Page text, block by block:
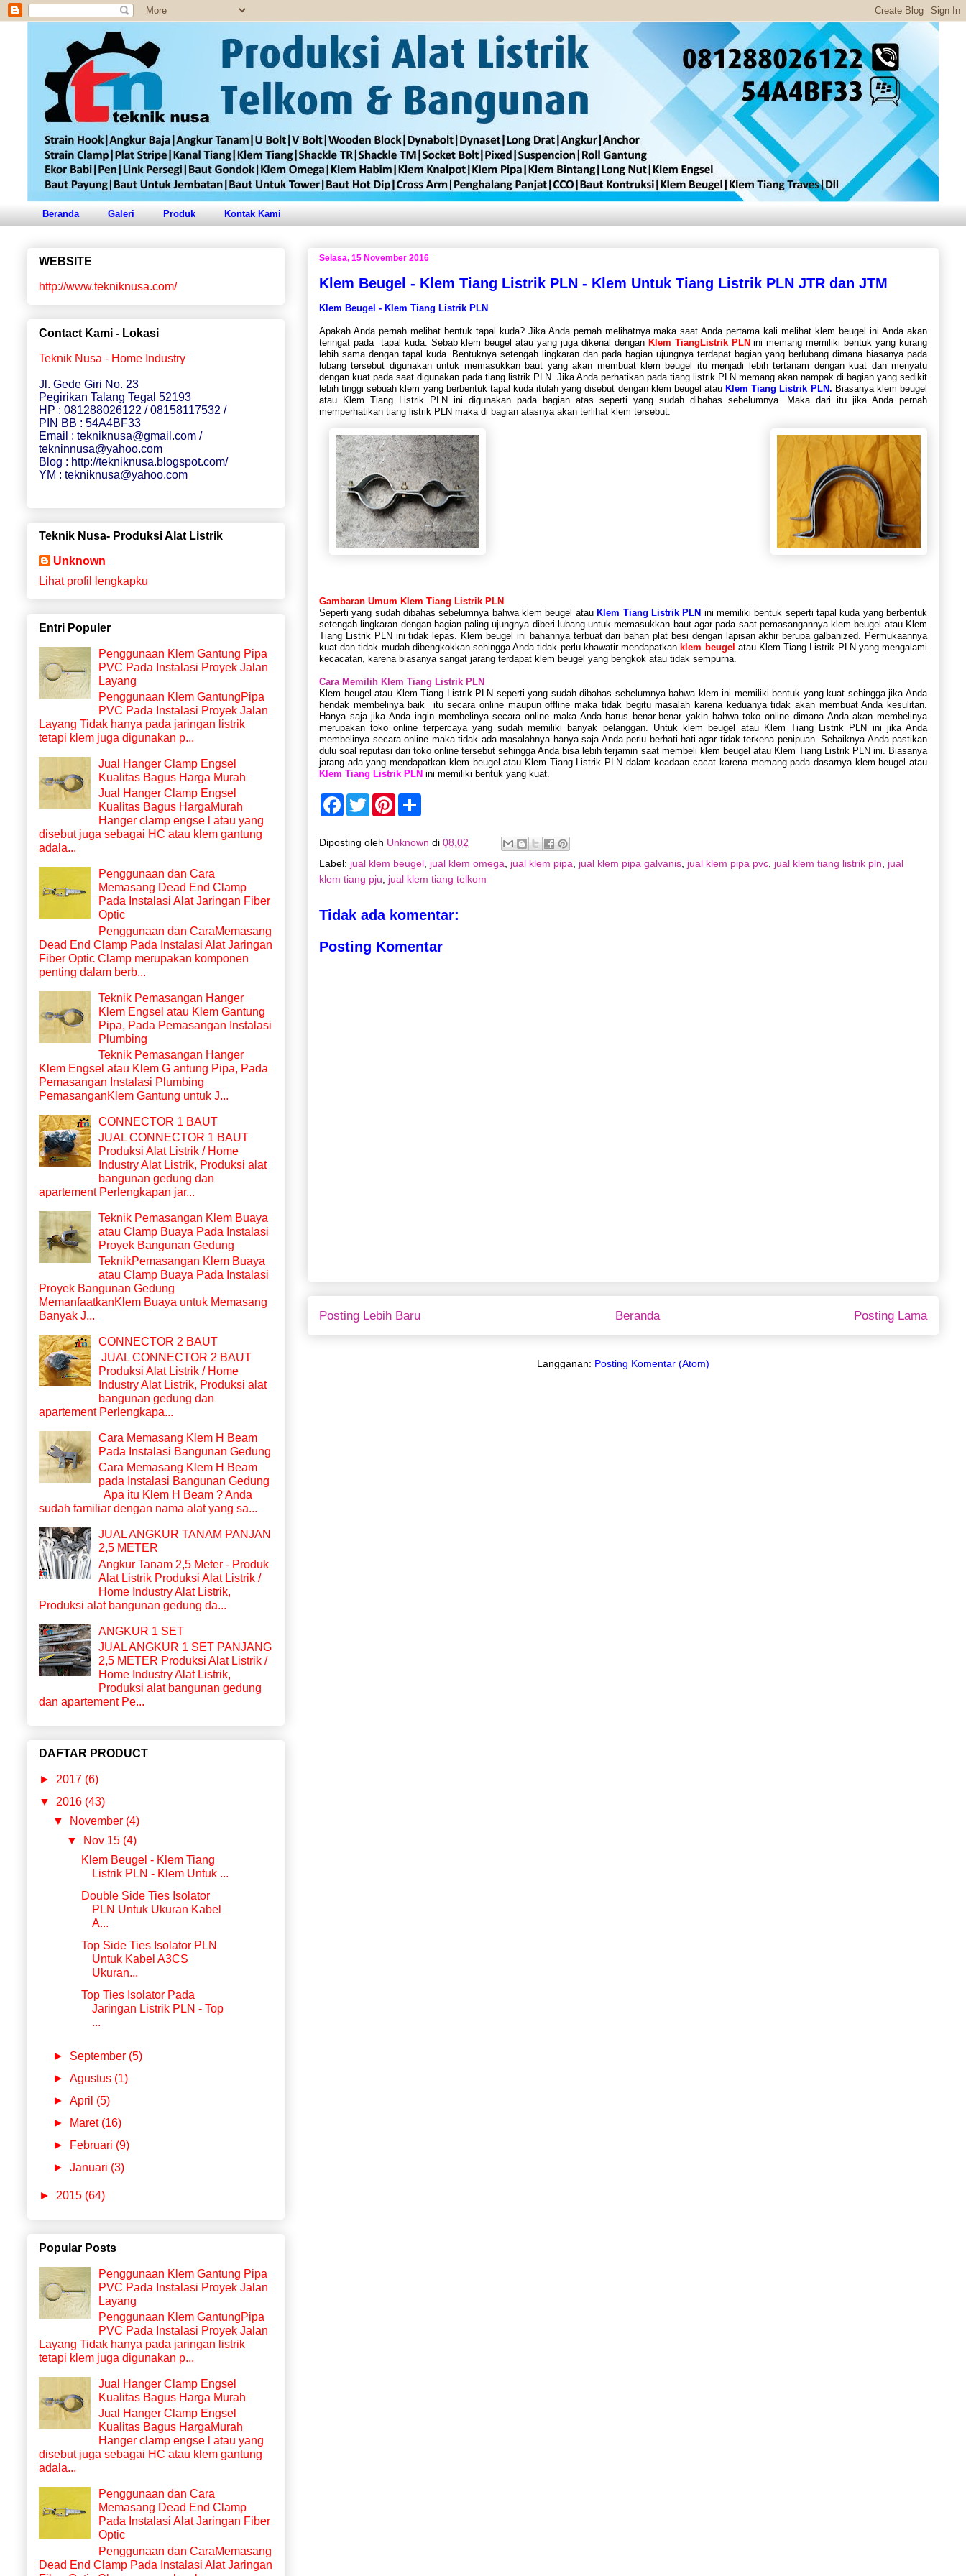
Beranda Galeri Produk Kontak Kami
Selasa, 15 November 2016
Klem Beugel - Klem Tiang Listrik PLN - Klem Untuk Tiang Listrik PLN JTR dan JTM
Klem Beugel - Klem Tiang Listrik PLN
Apakah Anda pernah melihat bentuk tapal kuda? Jika Anda pernah melihatnya maka saat Anda pertama kali melihat klem beugel ini Anda akan
teringat pada
tapal kuda. Sebab klem beugel atau yang juga dikenal dengan Klem TiangListrik PLNini memang memiliki bentuk yang kurang
lebih sama dengan tapal kuda. Bentuknya setengah lingkaran dan pada bagian ujungnya terdapat bagian yang berlubang dimana biasanya pada
lubang tersebut digunakan untuk memasukkan baut yang akan membuat klem beugel itu menjadi lebih tertanam dengan kuat dan menyatu
dengan kuat pada saat digunakan pada tiang listrik PLN. Jika Anda perhatikan pada tiang listrik PLN memang akan nampak di bagian yang sedikit
lebih tinggi sebuah klem yang berbentuk tapal kuda itulah yang disebut dengan klem beugel atauKlem Tiang Listrik PLN. Biasanya klem beugel
atau Klem Tiang Listrik PLN ini digunakan pada bagian atas seperti yang sudah dibahas sebelumnya. Maka dari itu jika Anda pernah
memperhatikan tiang listrik PLN maka di bagian atasnya akan terlihat klem tersebut.
Gambaran Umum Klem Tiang Listrik PLN
Seperti yang sudah dibahas sebelumnya bahwa klem beugel atauKlem Tiang Listrik PLN ini memiliki bentuk seperti tapal kuda yang berbentuk
setengah lingkaran dengan bagian paling ujungnya diberi lubang untuk memasukkan baut agar pada saat pemasangannya klem beugel atau Klem
Tiang Listrik PLN ini tidak lepas. Klem beugel ini bahannya terbuat dari bahan plat besi dengan lapisan akhir berupa galbanized. Permukaannya
kuat dan tidak mudah dibengkokkan sehingga Anda tidak perlu khawatir mendapatkanklem beugel atau Klem Tiang Listrik PLN yang mengalami
kecacatan, karena biasanya sangat jarang terdapat klem beugel yang bengkok atau tidak sempurna.
Cara Memilih Klem Tiang Listrik PLN
Klem beugel atau Klem Tiang Listrik PLN seperti yang sudah dibahas sebelumnya bahwa klem ini memiliki bentuk yang kuat sehingga jika Anda
hendak membelinya baik
itu secara online maupun offline maka tidak begitu masalah karena keduanya tidak akan membuat Anda kesulitan.
Hanya saja jika Anda ingin membelinya secara online maka Anda harus benar-benar yakin bahwa toko online dimana Anda akan membelinya
merupakan toko online terpercaya yang sudah memiliki banyak pelanggan. Untuk klem beugel atau Klem Tiang Listrik PLN ini jika Anda
membelinya secara online maka tidak ada masalahnya hanya saja Anda perlu berhati-hati agar tidak terkena penipuan. Sebaiknya Anda pastikan
dulu soal reputasi dari toko online tersebut sehingga Anda bisa lebih terjamin saat membeli klem beugel atau Klem Tiang Listrik PLN ini. Biasanya
jarang ada yang mendapatkan klem beugel atau Klem Tiang Listrik PLN dalam keadaan cacat karena memang pada dasarnya klem beugel atau
Klem Tiang Listrik PLN ini memiliki bentuk yang kuat.
F
b
o
k
T
w
t
r
P
e
e
s
e
Diposting oleh Unknown di 08.02
Label: jual klem beugel jual klem omega jual klem pipa jual klem pipa galvanis jual klem pipa pvc jual klem tiang listrik pln
jual
klem tiang pju
jual klem tiang telkom
Tidak ada komentar:
Posting Komentar
Posting Lebih Baru Posting Lama
Beranda
Langganan: Posting Komentar (Atom)
WEBSITE
http://www.tekniknusa.com/
Contact Kami - Lokasi
Teknik Nusa - Home Industry
Jl. Gede Giri No. 23
Pegirikan Talang Tegal 52193
HP : 081288026122 / 08158117532 /
PIN BB : 54A4BF33
Email : tekniknusa@gmail.com /
tekninnusa@yahoo.com
Blog : http://tekniknusa.blogspot.com/
YM : tekniknusa@yahoo.com
Teknik Nusa- Produksi Alat Listrik
Unknown
Lihat profil lengkapku
Entri Populer
Penggunaan Klem Gantung Pipa
PVC Pada Instalasi Proyek Jalan
Layang
Penggunaan Klem GantungPipa
PVC Pada Instalasi Proyek Jalan
Layang Tidak hanya pada jaringan listrik
tetapi klem juga digunakan p...
Jual Hanger Clamp Engsel
Kualitas Bagus Harga Murah
Jual Hanger Clamp Engsel
Kualitas Bagus HargaMurah
Hanger clamp engse l atau yang
disebut juga sebagai HC atau klem gantung
adala...
Penggunaan dan Cara
Memasang Dead End Clamp
Pada Instalasi Alat Jaringan Fiber
Optic
Penggunaan dan CaraMemasang
Dead End Clamp Pada Instalasi Alat Jaringan
Fiber Optic Clamp merupakan komponen
penting dalam berb...
Teknik Pemasangan Hanger
Klem Engsel atau Klem Gantung
Pipa, Pada Pemasangan Instalasi
Plumbing
Teknik Pemasangan Hanger
Klem Engsel atau Klem G antung Pipa, Pada
Pemasangan Instalasi Plumbing
PemasanganKlem Gantung untuk J...
CONNECTOR 1 BAUT
JUAL CONNECTOR 1 BAUT
Produksi Alat Listrik / Home
Industry Alat Listrik, Produksi alat
bangunan gedung dan
apartement Perlengkapan jar...
Teknik Pemasangan Klem Buaya
atau Clamp Buaya Pada Instalasi
Proyek Bangunan Gedung
TeknikPemasangan Klem Buaya
atau Clamp Buaya Pada Instalasi
Proyek Bangunan Gedung
MemanfaatkanKlem Buaya untuk Memasang
Banyak J...
CONNECTOR 2 BAUT
JUAL CONNECTOR 2 BAUT
Produksi Alat Listrik / Home
Industry Alat Listrik, Produksi alat
bangunan gedung dan
apartement Perlengkapa...
Cara Memasang Klem H Beam
Pada Instalasi Bangunan Gedung
Cara Memasang Klem H Beam
pada Instalasi Bangunan Gedung
Apa itu Klem H Beam ? Anda
sudah familiar dengan nama alat yang sa...
JUAL ANGKUR TANAM PANJAN
2,5 METER
Angkur Tanam 2,5 Meter - Produk
Alat Listrik Produksi Alat Listrik /
Home Industry Alat Listrik,
Produksi alat bangunan gedung da...
ANGKUR 1 SET
JUAL ANGKUR 1 SET PANJANG
2,5 METER Produksi Alat Listrik /
Home Industry Alat Listrik,
Produksi alat bangunan gedung
dan apartement Pe...
DAFTAR PRODUCT
► 2017 (6)
▼ 2016 (43)
▼
November (4)
▼ Nov 15 (4)
Klem Beugel - Klem Tiang
Listrik PLN - Klem Untuk ...
Double Side Ties Isolator
PLN Untuk Ukuran Kabel
A...
Top Side Ties Isolator PLN
Untuk Kabel A3CS
Ukuran...
Top Ties Isolator Pada
Jaringan Listrik PLN - Top
...
► September (5)
►Agustus (1)
►April (5)
►
Maret (16)
►
Februari (9)
►Januari (3)
► 2015 (64)
Popular Posts
Penggunaan Klem Gantung Pipa
PVC Pada Instalasi Proyek Jalan
Layang
Penggunaan Klem GantungPipa
PVC Pada Instalasi Proyek Jalan
Layang Tidak hanya pada jaringan listrik
tetapi klem juga digunakan p...
Jual Hanger Clamp Engsel
Kualitas Bagus Harga Murah
Jual Hanger Clamp Engsel
Kualitas Bagus HargaMurah
Hanger clamp engse l atau yang
disebut juga sebagai HC atau klem gantung
adala...
Penggunaan dan Cara
Memasang Dead End Clamp
Pada Instalasi Alat Jaringan Fiber
Optic
Penggunaan dan CaraMemasang
Dead End Clamp Pada Instalasi Alat Jaringan